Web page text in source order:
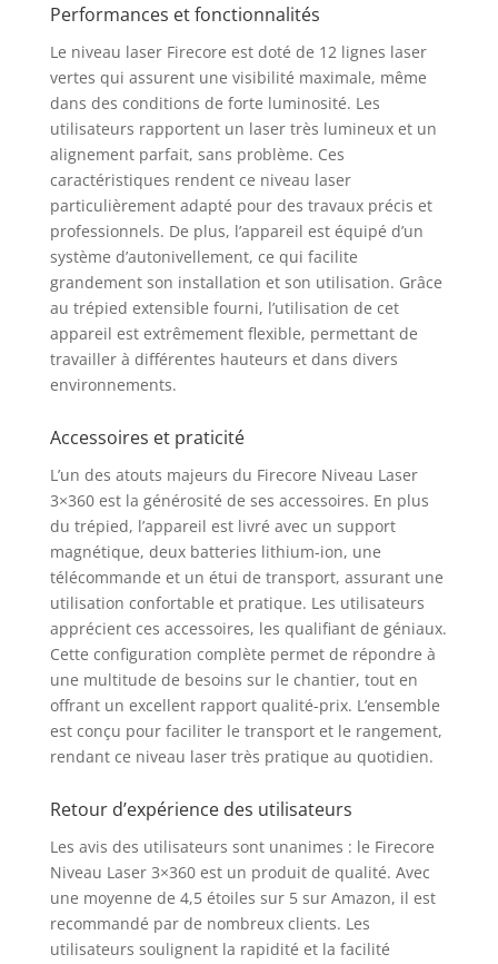
répondre aux besoins
de positionnement du
chantier. MODE DE
FONCTIONNEMENT :
Le niveau laser vert de
construction est conçu
avec un mode auto-
nivelant, un mode
manuel et un mode
réception. Après le
déverrouillage, la
machine passe
automatiquement en
mode d'auto-
nivellement et la ligne
laser est
pouvez passer en
mode manuel et
utiliser la ligne laser
sous n'importe quel
angle, et la ligne laser
ne clignotera pas
comme rappel. Le
mode récepteur peut
être activé en mode
auto-nivellement et
manuel. IP54 ÉTANCHE
À L'EAU ET À LA
POUSSIÈRE :
L'extérieur du laser
en matériau IP54
étanche à l'eau et à la
poussière, ce qui lui
permet d'être utilisé à
l'extérieur et sur des
chantiers de
construction
Performances et fonctionnalités
Le niveau laser Firecore est doté de 12 lignes laser
vertes qui assurent une visibilité maximale, même
dans des conditions de forte luminosité. Les
utilisateurs rapportent un laser très lumineux et un
alignement parfait, sans problème. Ces
caractéristiques rendent ce niveau laser
particulièrement adapté pour des travaux précis et
professionnels. De plus, l’appareil est équipé d’un
système d’autonivellement, ce qui facilite
grandement son installation et son utilisation. Grâce
au trépied extensible fourni, l’utilisation de cet
appareil est extrêmement flexible, permettant de
travailler à différentes hauteurs et dans divers
environnements.
Accessoires et praticité
L’un des atouts majeurs du Firecore Niveau Laser
3×360 est la générosité de ses accessoires. En plus
du trépied, l’appareil est livré avec un support
magnétique, deux batteries lithium-ion, une
télécommande et un étui de transport, assurant une
utilisation confortable et pratique. Les utilisateurs
apprécient ces accessoires, les qualifiant de géniaux.
Cette configuration complète permet de répondre à
une multitude de besoins sur le chantier, tout en
offrant un excellent rapport qualité-prix. L’ensemble
est conçu pour faciliter le transport et le rangement,
rendant ce niveau laser très pratique au quotidien.
Retour d’expérience des utilisateurs
Les avis des utilisateurs sont unanimes : le Firecore
Niveau Laser 3×360 est un produit de qualité. Avec
une moyenne de 4,5 étoiles sur 5 sur Amazon, il est
recommandé par de nombreux clients. Les
utilisateurs soulignent la rapidité et la facilité